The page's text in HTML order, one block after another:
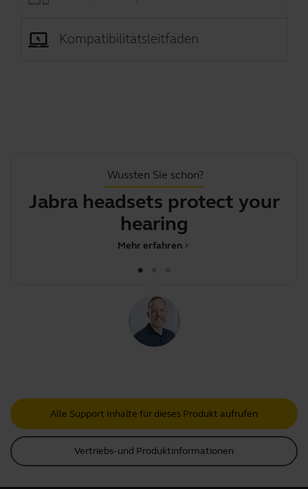
Kompatibilitätsleitfaden
Wussten Sie schon?
Jabra headsets protect your
hearing
chevron_right
Mehr erfahren
Alle Support Inhalte für dieses Produkt aufrufen
Vertriebs- und Produktinformationen